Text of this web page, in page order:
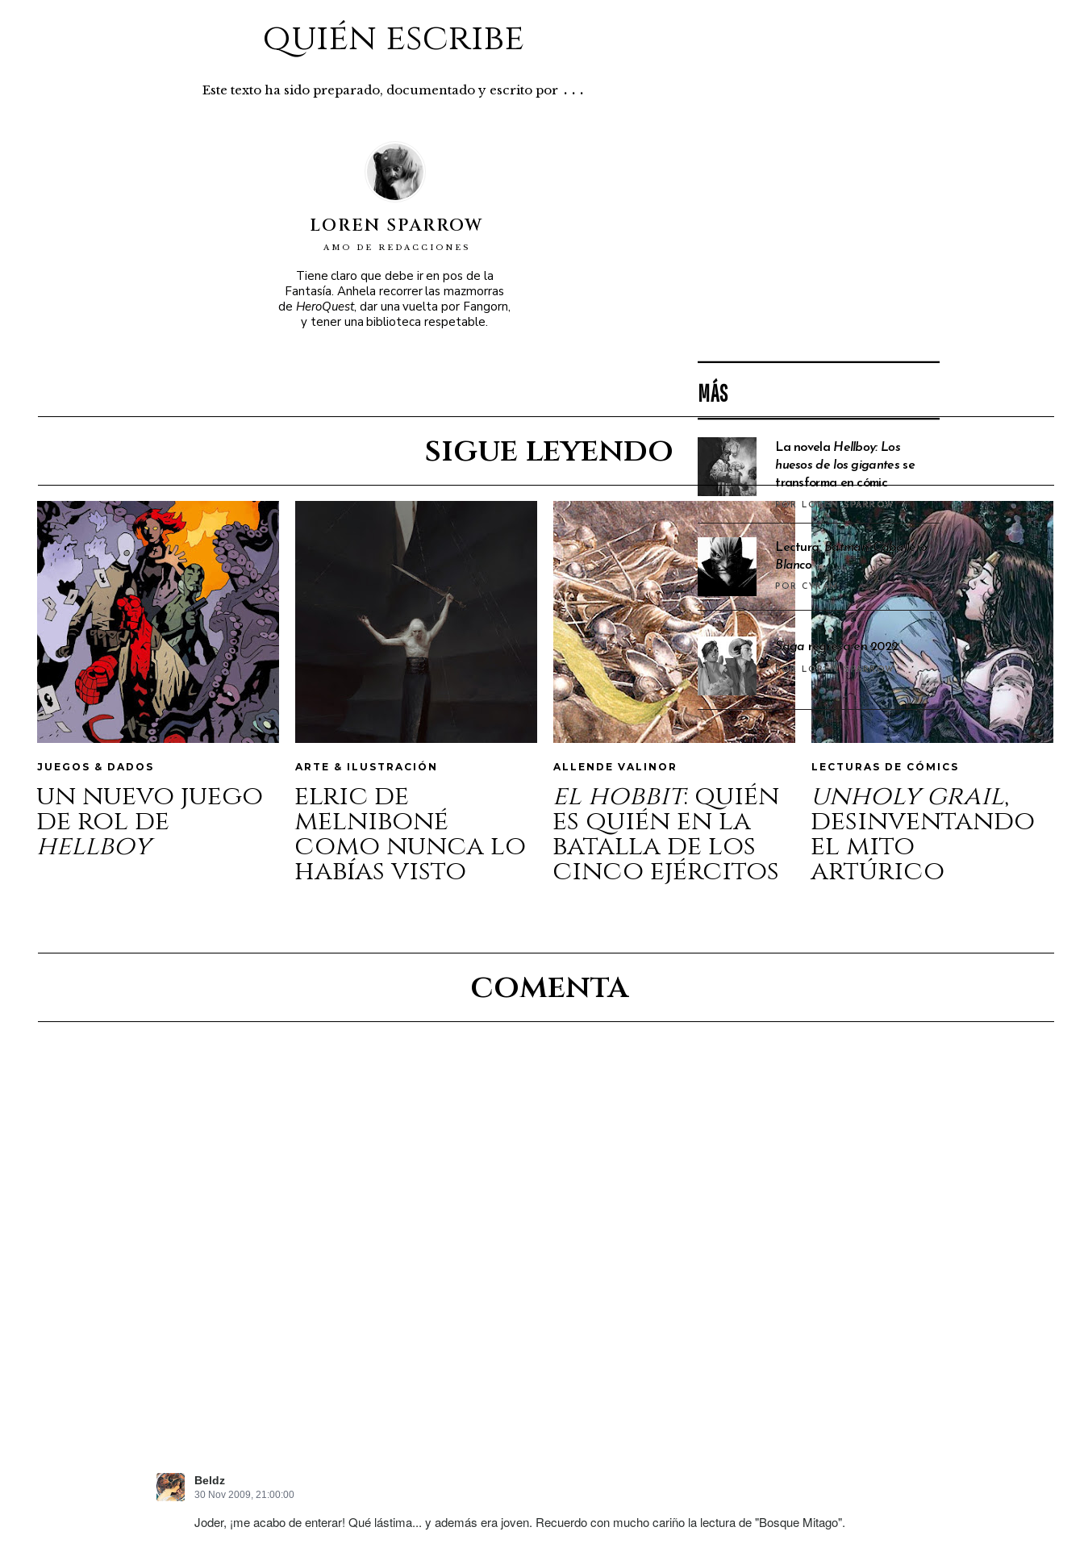
MÁS
La novela Hellboy: Los
huesos de los gigantesse
transforma en cómic
POR LOREN SPARROW
Lectura:Batman: Caballero
Blanco
POR CYRAM
Saga regresa en 2022
POR LOREN SPARROW
quién escribe
Este texto ha sido preparado, documentado y escrito por ...
LOREN SPARROW
AMO DE REDACCIONES
Tiene claro que debe ir en pos de la
Fantasía. Anhela recorrer las mazmorras
de HeroQuest, dar una vuelta por Fangorn,
y tener una biblioteca respetable.
sigue leyendo
JUEGOS & DADOS
un nuevo juego
de rol de
hellboy
ARTE & ILUSTRACIÓN
elric de
melniboné
como nunca lo
habías visto
ALLENDE VALINOR
el hobbit: quién
es quién en la
batalla de los
cinco ejércitos
LECTURAS DE CÓMICS
unholy grail,
desinventando
el mito
artúrico
comenta
Beldz
30 Nov 2009, 21:00:00
Joder, ¡me acabo de enterar! Qué lástima... y además era joven. Recuerdo con mucho cariño la lectura de "Bosque Mitago".